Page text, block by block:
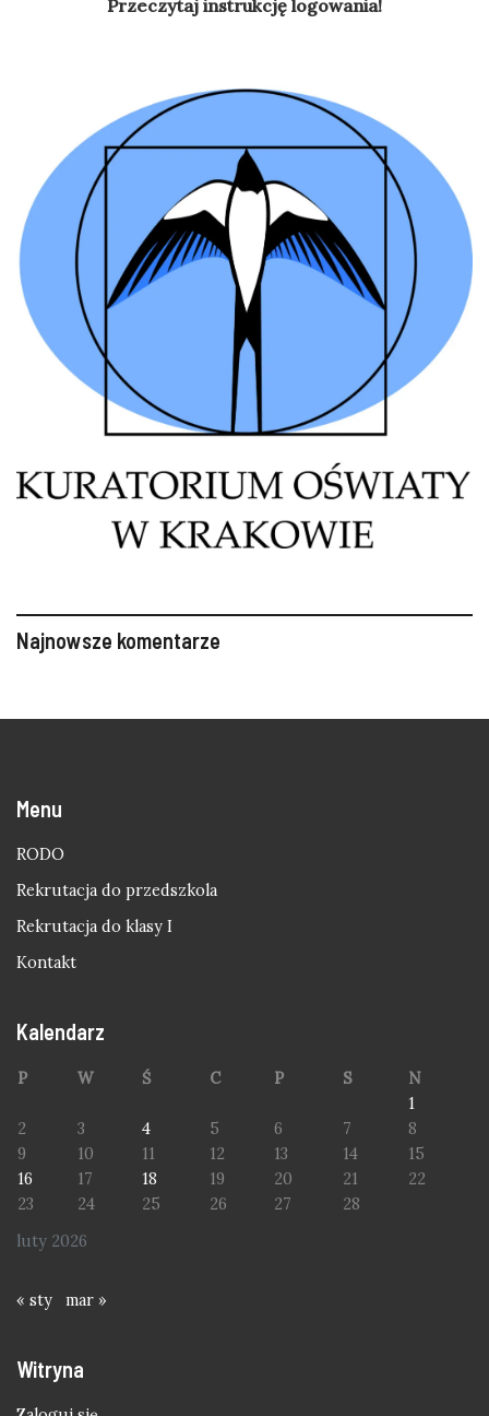
Przeczytaj instrukcję logowania!
Najnowsze komentarze
Menu
RODO
Rekrutacja do przedszkola
Rekrutacja do klasy I
Kontakt
Kalendarz
luty 2026
P W Ś C P S
N
1
2
3 4 5 6 7
8
9
10 11 12 13 14
15
16
17 18 19 20 21
22
23
24 25 26 27 28
« sty mar »
Witryna